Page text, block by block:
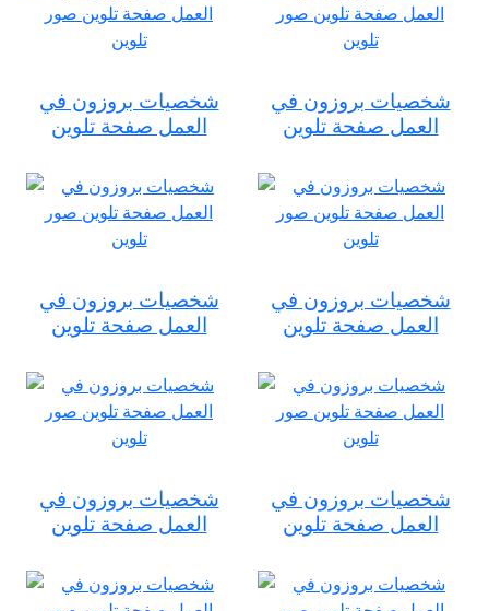
شخصيات بروزون في
العمل صفحة تلوين
شخصيات بروزون في
العمل صفحة تلوين
شخصيات بروزون في
العمل صفحة تلوين
شخصيات بروزون في
العمل صفحة تلوين
شخصيات بروزون في
العمل صفحة تلوين
شخصيات بروزون في
العمل صفحة تلوين